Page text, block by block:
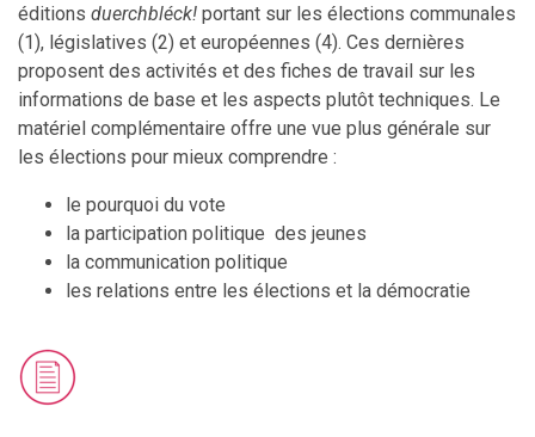
éditions duerchbléck! portant sur les élections communales
(1), législatives (2) et européennes (4). Ces dernières
proposent des activités et des fiches de travail sur les
informations de base et les aspects plutôt techniques. Le
matériel complémentaire offre une vue plus générale sur
les élections pour mieux comprendre :
le pourquoi du vote
la participation politique des jeunes
la communication politique
les relations entre les élections et la démocratie